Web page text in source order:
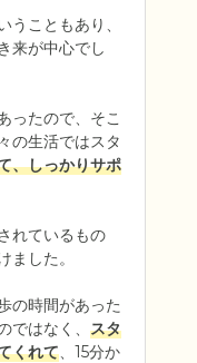
うこともあり、
来が中心でし
ったので、そこ
の生活ではスタ
、しっかりサポ
れているもの
ました。
の時間があった
はなく、 スタ
くれて、15分か